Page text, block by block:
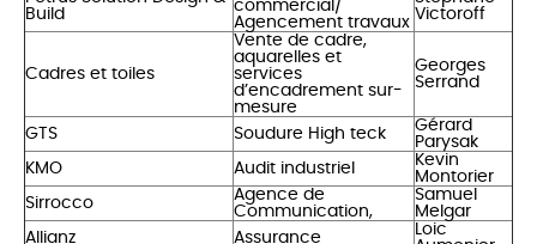
Build
commercial/
Agencement travaux Victoroff
Cadres et toiles
Vente de cadre,
aquarelles et
services
d’encadrement sur-
mesure
Georges
Serrand
GTS Soudure High teck
Gérard
Parysak
KMO
Audit industriel
Kevin
Montorier
Sirrocco
Agence de
Communication,
Samuel
Melgar
Allianz
Assurance
Loic